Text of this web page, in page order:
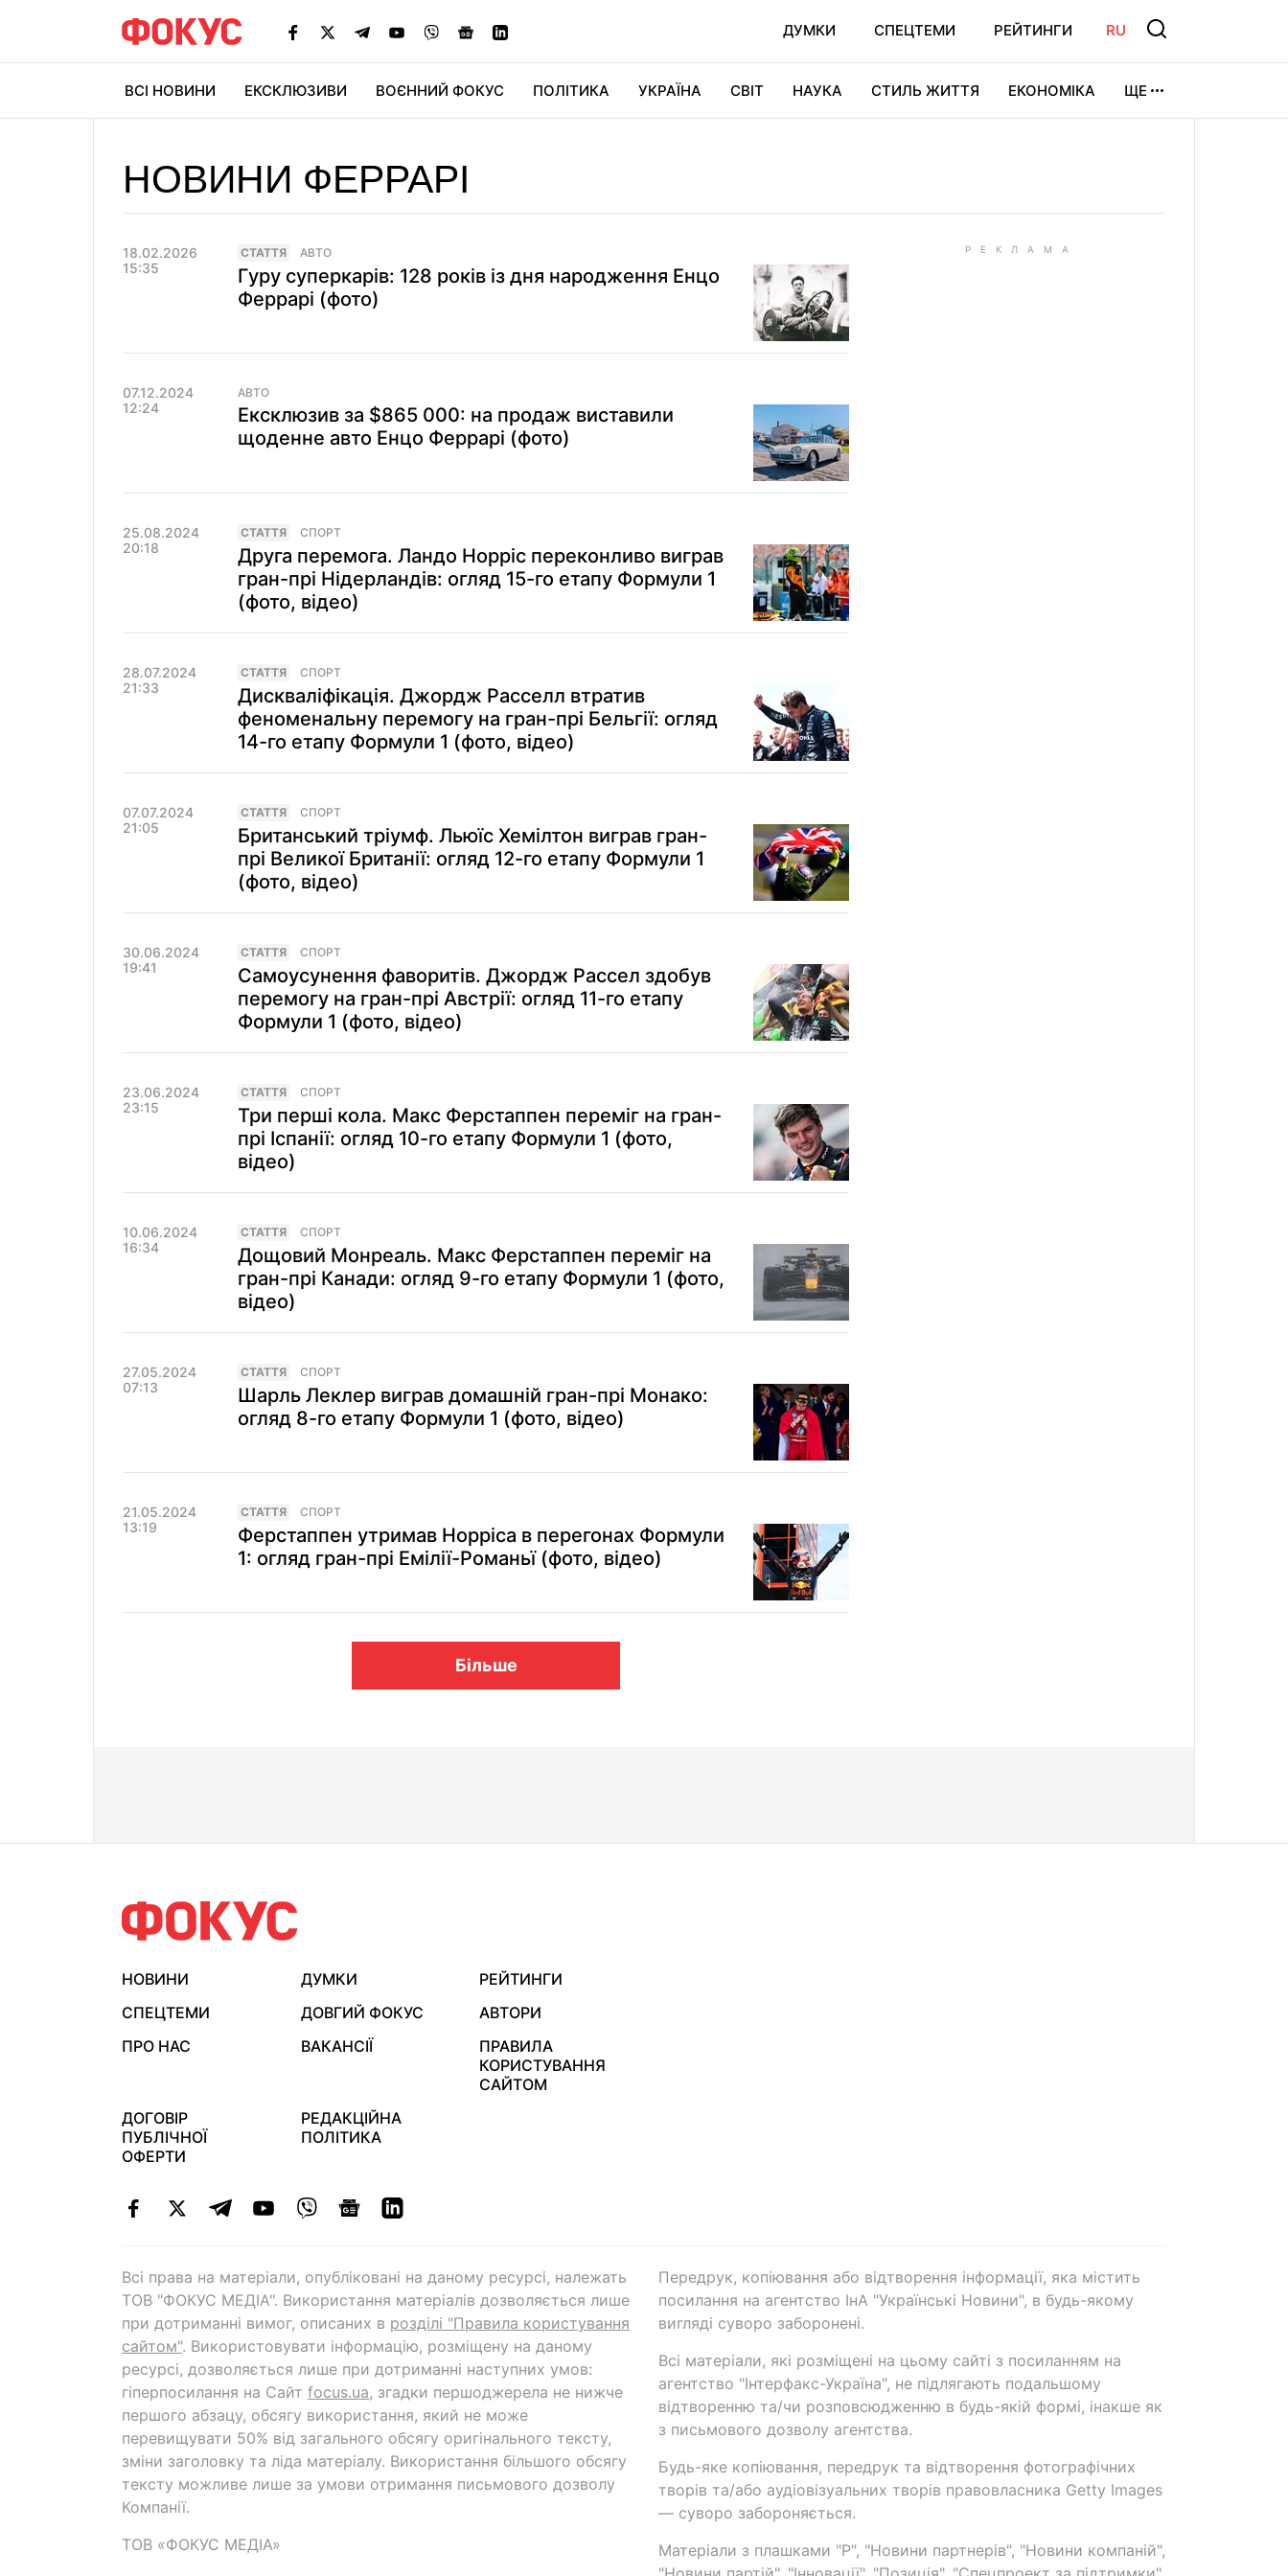
ДУМКИ СПЕЦТЕМИ РЕЙТИНГИ RU
ВСІ НОВИНИ ЕКСКЛЮЗИВИ ВОЄННИЙ ФОКУС ПОЛІТИКА УКРАЇНА СВІТ НАУКА СТИЛЬ ЖИТТЯ ЕКОНОМІКА ЩЕ
НОВИНИ ФЕРРАРІ
18.02.2026
15:35
СТАТТЯ АВТО
Гуру суперкарів: 128 років із дня народження Енцо
Феррарі (фото)
07.12.2024
12:24
АВТО
Ексклюзив за $865 000: на продаж виставили
щоденне авто Енцо Феррарі (фото)
25.08.2024
20:18
СТАТТЯ СПОРТ
Друга перемога. Ландо Норріс переконливо виграв
гран-прі Нідерландів: огляд 15-го етапу Формули 1
(фото, відео)
28.07.2024
21:33
СТАТТЯ СПОРТ
Дискваліфікація. Джордж Расселл втратив
феноменальну перемогу на гран-прі Бельгії: огляд
14-го етапу Формули 1 (фото, відео)
07.07.2024
21:05
СТАТТЯ СПОРТ
Британський тріумф. Льюїс Хемілтон виграв гран-
прі Великої Британії: огляд 12-го етапу Формули 1
(фото, відео)
30.06.2024
19:41
СТАТТЯ СПОРТ
Самоусунення фаворитів. Джордж Рассел здобув
перемогу на гран-прі Австрії: огляд 11-го етапу
Формули 1 (фото, відео)
23.06.2024
23:15
СТАТТЯ СПОРТ
Три перші кола. Макс Ферстаппен переміг на гран-
прі Іспанії: огляд 10-го етапу Формули 1 (фото,
відео)
10.06.2024
16:34
СТАТТЯ СПОРТ
Дощовий Монреаль. Макс Ферстаппен переміг на
гран-прі Канади: огляд 9-го етапу Формули 1 (фото,
відео)
27.05.2024
07:13
СТАТТЯ СПОРТ
Шарль Леклер виграв домашній гран-прі Монако:
огляд 8-го етапу Формули 1 (фото, відео)
21.05.2024
13:19
СТАТТЯ СПОРТ
Ферстаппен утримав Норріса в перегонах Формули
1: огляд гран-прі Емілії-Романьї (фото, відео)
Більше
НОВИНИ ДУМКИ
РЕЙТИНГИ
СПЕЦТЕМИ
ДОВГИЙ ФОКУС
АВТОРИ
ПРО НАС
ВАКАНСІЇ
ПРАВИЛА
КОРИСТУВАННЯ
САЙТОМ
ДОГОВІР
ПУБЛІЧНОЇ
ОФЕРТИ
РЕДАКЦІЙНА
ПОЛІТИКА
Всі права на матеріали, опубліковані на даному ресурсі, належать
ТОВ "ФОКУС МЕДІА". Використання матеріалів дозволяється лише
при дотриманні вимог, описаних в розділі "Правила користування
сайтом". Використовувати інформацію, розміщену на даному
ресурсі, дозволяється лише при дотриманні наступних умов:
гіперпосилання на Cайт focus.ua, згадки першоджерела не нижче
першого абзацу, обсягу використання, який не може
перевищувати 50% від загального обсягу оригінального тексту,
зміни заголовку та ліда матеріалу. Використання більшого обсягу
тексту можливе лише за умови отримання письмового дозволу
Компанії.
ТОВ «ФОКУС МЕДІА»
Передрук, копіювання або відтворення інформації, яка містить
посилання на агентство ІнА "Українські Новини", в будь-якому
вигляді суворо заборонені.
Всі матеріали, які розміщені на цьому сайті з посиланням на
агентство "Інтерфакс-Україна", не підлягають подальшому
відтворенню та/чи розповсюдженню в будь-якій формі, інакше як
з письмового дозволу агентства.
Будь-яке копіювання, передрук та відтворення фотографічних
творів та/або аудіовізуальних творів правовласника Getty Images
— суворо забороняється.
Матеріали з плашками "Р", "Новини партнерів", "Новини компаній",